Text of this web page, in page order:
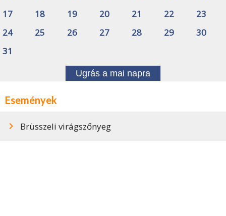
17
18 19 20 21 22
23
24
25 26 27 28 29
30
31
Ugrás a mai napra
Események
Brüsszeli virágszőnyeg